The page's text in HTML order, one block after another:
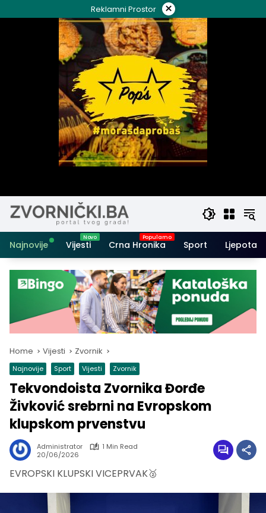
to
Reklamni Prostor ×
Najnovije Vijesti Crna Hronika Sport Ljepota i
Home Vijesti Zvornik
Najnovije Sport Vijesti Zvornik
Tekvondoista Zvornika Đorđe
Živković srebrni na Evropskom
klupskom prvenstvu
Administrator
1 Min Read
20/06/2026
EVROPSKI KLUPSKI VICEPRVAK🥈